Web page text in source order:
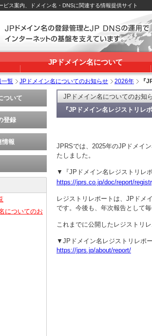
ビス案内、ドメイン名・DNSに関連する情報提供サイト
JPドメイン名について
一覧 JPドメイン名についてのお知らせ 2026年 『
JPドメイン名についてのお知
『JPドメイン名レジストリレ
JPRSでは、2025年のJPドメイ
たしました。
▼『JPドメイン名レジストリレ
https://jprs.co.jp/doc/report/
レジストリレポートは、JPドメ
です。今後も、年次報告として
これまでに公開したレジストリ
▼JPドメイン名レジストリレポ
https://jprs.jp/about/report/
ついて
登録
情報
についてのお